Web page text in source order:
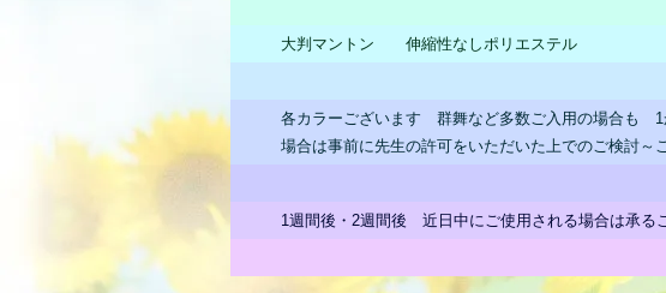
大判マントン 伸縮性なしポリエステル
各カラーございます 群舞など多数ご入用の場合も 1
場合は事前に先生の許可をいただいた上でのご検討～
1週間後・2週間後 近日中にご使用される場合は承